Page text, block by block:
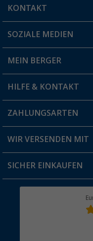
KONTAKT
Du hast eine Frage?
Filiale finden
SOZIALE MEDIEN
MEIN BERGER
Vorteilskarte
Blog
Jobs & Karriere
HILFE & KONTAKT
FAQ & Kontakt
Versandinformationen
Rücksendung
ZAHLUNGSARTEN
WIR VERSENDEN MIT
SICHER EINKAUFEN